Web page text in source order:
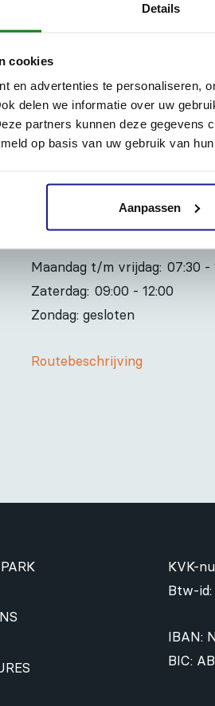
Details
cookies
en advertenties te personaliseren,
delen we informatie over uw
partners kunnen deze gegevens
op basis van uw gebruik van
Aanpassen
doseren en te vullen. Met hoge
Inhoud door
Maandag t/m vrijdag: 07:30 -
Zaterdag: 09:00 - 12:00
Zondag: gesloten
Routebeschrijving
KVK-
Btw-id:
IBAN:
BIC: